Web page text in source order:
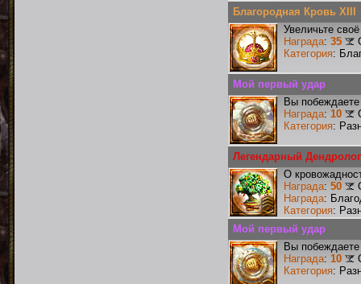
Благородная Кровь XIII
Увеличьте
Награда: 35
Категория:
Мой первый удар
Вы
Награда: 10
Категория:
Легендарный Дендролог
О
Награда: 50
Награда:
Категория:
Мой первый удар
Вы
Награда: 10
Категория: